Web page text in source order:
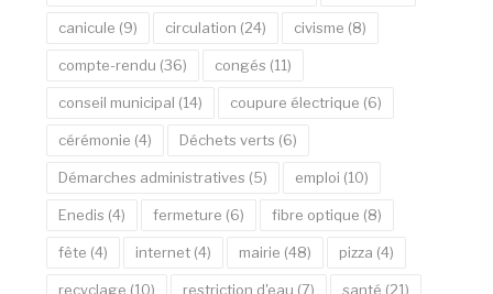
canicule (9) circulation (24) civisme (8)
compte-rendu (36) congés (11)
conseil municipal (14) coupure électrique (6)
cérémonie (4) Déchets verts (6)
Démarches administratives (5) emploi (10)
Enedis (4) fermeture (6) fibre optique (8)
fête (4) internet (4) mairie (48) pizza (4)
recyclage (10) restriction d'eau (7) santé (21)